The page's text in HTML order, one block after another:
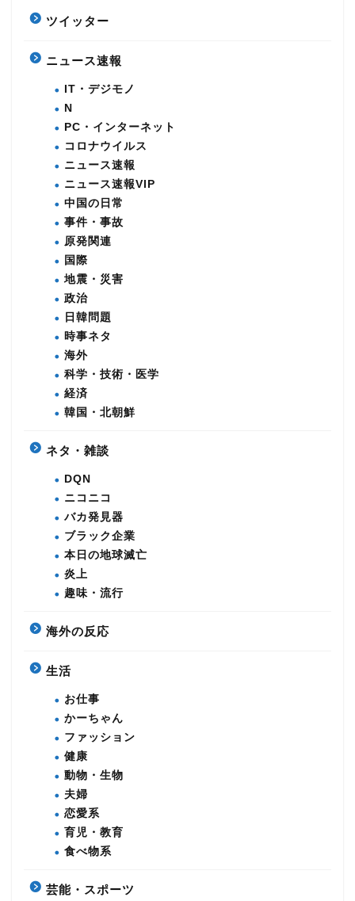
ツイッター
ニュース速報
IT・デジモノ
N
PC・インターネット
コロナウイルス
ニュース速報
ニュース速報VIP
中国の日常
事件・事故
原発関連
国際
地震・災害
政治
日韓問題
時事ネタ
海外
科学・技術・医学
経済
韓国・北朝鮮
ネタ・雑談
DQN
ニコニコ
バカ発見器
ブラック企業
本日の地球滅亡
炎上
趣味・流行
海外の反応
生活
お仕事
かーちゃん
ファッション
健康
動物・生物
夫婦
恋愛系
育児・教育
食べ物系
芸能・スポーツ